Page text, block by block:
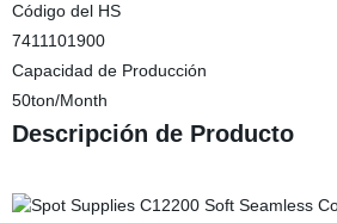
Código del HS
7411101900
Capacidad de Producción
50ton/Month
Descripción de Producto